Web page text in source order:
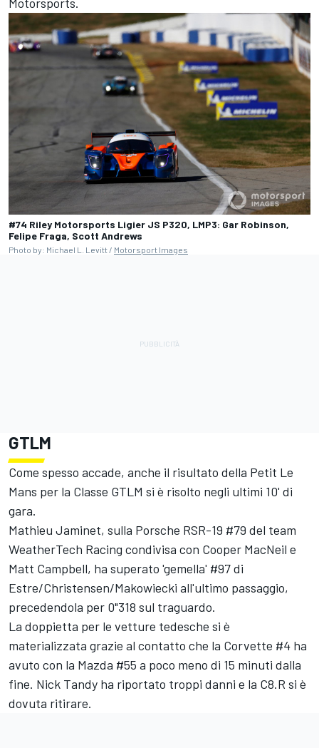
#74 Riley Motorsports Ligier JS P320, LMP3: Gar Robinson,
Felipe Fraga, Scott Andrews
Photo by: Michael L. Levitt / Motorsport Images
GTLM
Come spesso accade, anche il risultato della Petit Le
Mans per la Classe GTLM si è risolto negli ultimi 10' di
gara.
Mathieu Jaminet, sulla Porsche RSR-19 #79 del team
WeatherTech Racing condivisa con Cooper MacNeil e
Matt Campbell, ha superato 'gemella' #97 di
Estre/Christensen/Makowiecki all'ultimo passaggio,
precedendola per 0"318 sul traguardo.
La doppietta per le vetture tedesche si è
materializzata grazie al contatto che la Corvette #4 ha
avuto con la Mazda #55 a poco meno di 15 minuti dalla
fine. Nick Tandy ha riportato troppi danni e la C8.R si è
dovuta ritirare.